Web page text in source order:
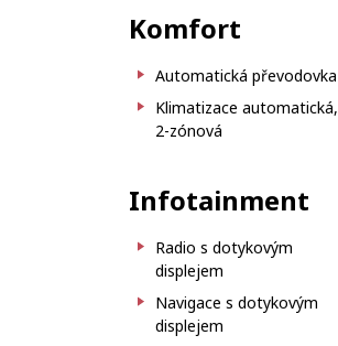
Komfort
Automatická převodovka
Klimatizace automatická,
2-zónová
Infotainment
Radio s dotykovým
displejem
Navigace s dotykovým
displejem